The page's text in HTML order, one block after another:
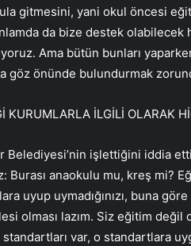
gitmesini, yani okul öncesi
da bize destek olabilecek
Ama bütün bunları
göz önünde bulundurmak
KURUMLARLA İLGİLİ OLARAK
Belediyesi’nin işlettiğini iddia
anaokulu mu, kreş mi?
uyup uymadığınızı, buna
olması lazım. Siz eğitim değil
standartları var, o standartlara